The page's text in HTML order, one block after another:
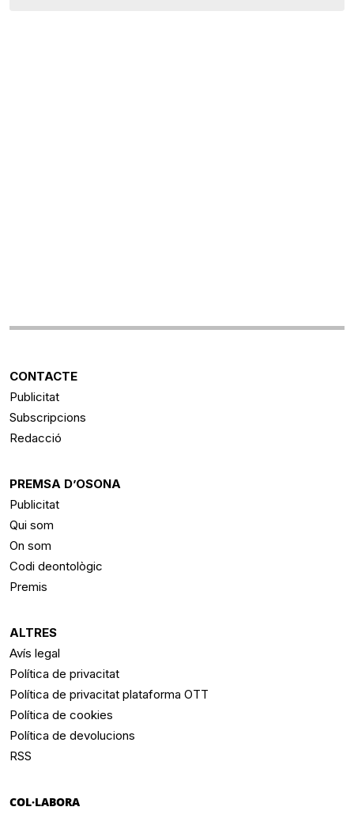
CONTACTE
Publicitat
Subscripcions
Redacció
PREMSA D’OSONA
Publicitat
Qui som
On som
Codi deontològic
Premis
ALTRES
Avís legal
Política de privacitat
Política de privacitat plataforma OTT
Política de cookies
Política de devolucions
RSS
COL·LABORA